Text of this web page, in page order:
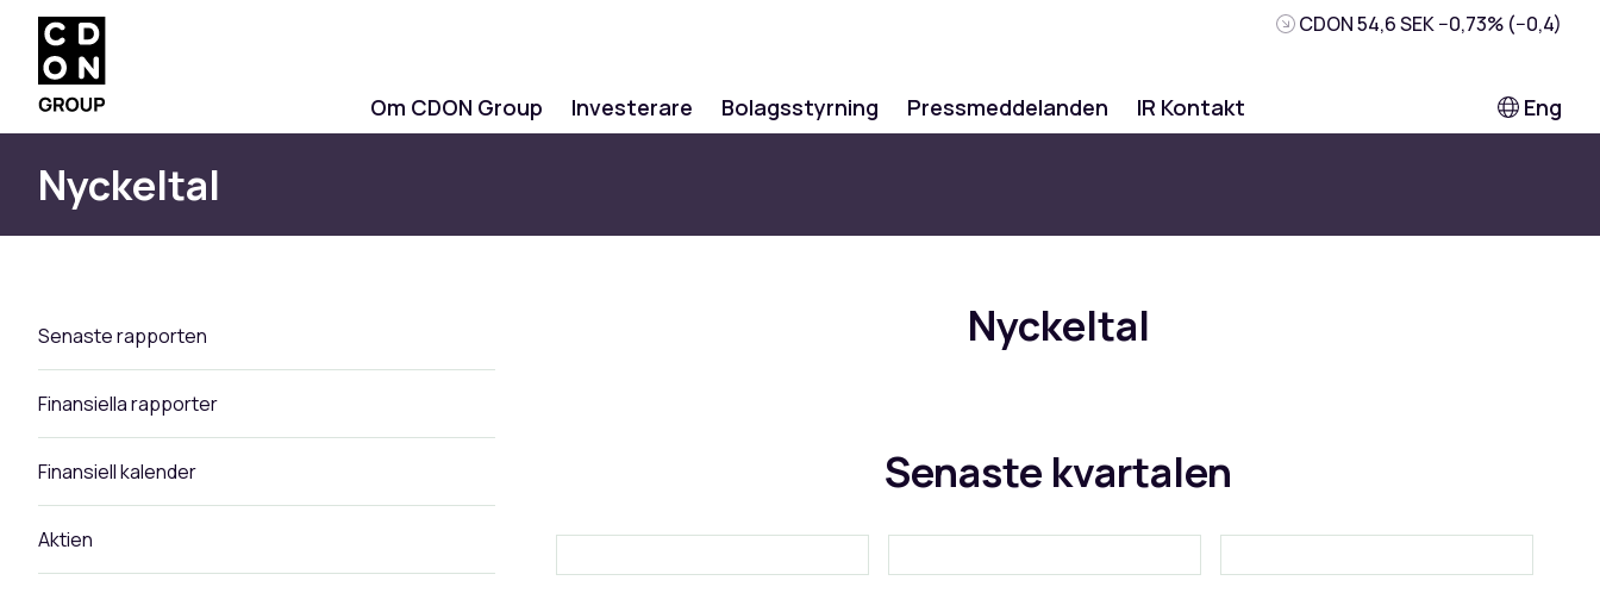
Om CDON Group Investerare Bolagsstyrning Pressmeddelanden IR Kontakt
CDON54,6 SEK−0,73% (−0,4)
Eng
Nyckeltal
Senaste rapporten
Finansiella rapporter
Finansiell kalender
Aktien
Nyckeltal
Senaste kvartalen